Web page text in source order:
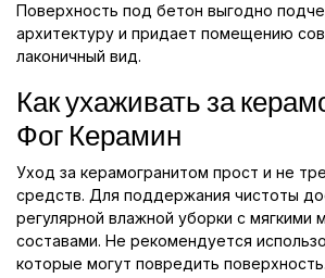
Поверхность под бетон выгодно
архитектуру и придает помещению
лаконичный вид.
Как ухаживать за
Фог Керамин
Уход за керамогранитом прост и не
средств. Для поддержания чистоты
регулярной влажной уборки с
составами. Не рекомендуется
которые могут повредить поверхность.